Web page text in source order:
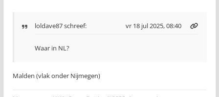
loldave87schreef: vr 18 jul 2025, 08:40
Waar in NL?
Malden (vlak onder Nijmegen)